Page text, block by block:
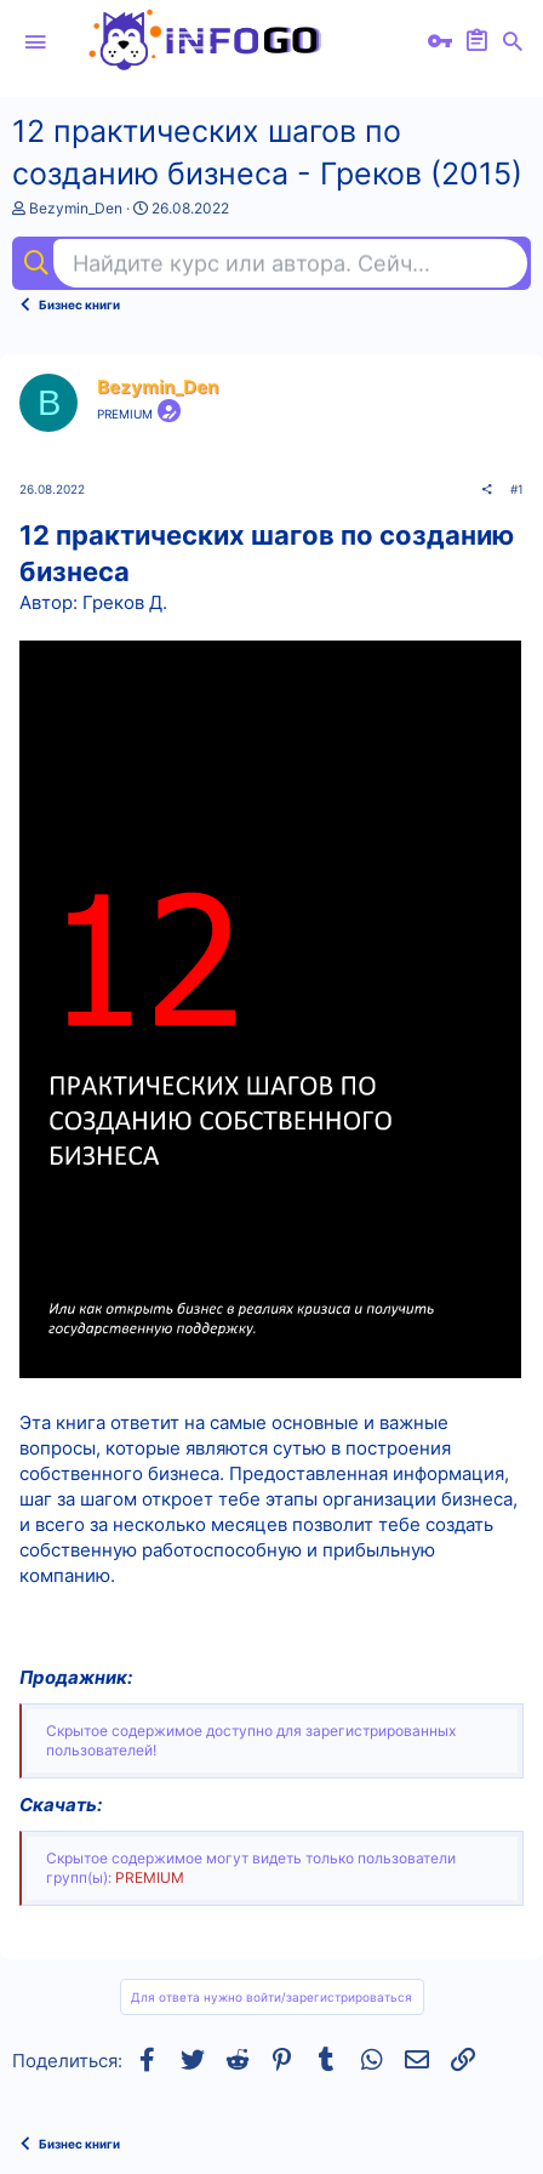
12 практических шагов по
созданию бизнеса - Греков (2015)
А
т
о
т
Bezymin_Den
Д
а
н
а
26.08.2022
Найдите курс или автора. Сейчас ищут
Бизнес книги
B Bezymin_Den
PREMIUM
26.08.2022 #1
12 практических шагов по созданию
бизнеса
Автор: Греков Д.
Эта книга ответит на самые основные и важные
вопросы, которые являются сутью в построения
собственного бизнеса. Предоставленная информация,
шаг за шагом откроет тебе этапы организации бизнеса,
и всего за несколько месяцев позволит тебе создать
собственную работоспособную и прибыльную
компанию.
Продажник:
Скрытое содержимое доступно для зарегистрированных
пользователей!
Скачать:
Скрытое содержимое могут видеть только пользователи
групп(ы): PREMIUM
Для ответа нужно войти/зарегистрироваться
Поделиться: Facebook
TwitterReddit Pinterest
Tumblr WhatsAppСсылка
Бизнес книги